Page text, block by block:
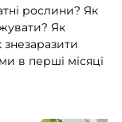
рослини? Як
Як
в перші місяці